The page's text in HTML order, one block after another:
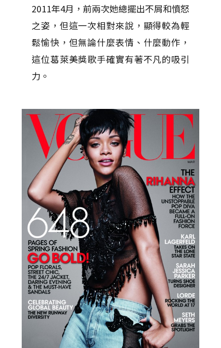
2011年4月，前兩次她總擺出不屑和憤怒
之姿，但這一次相對來說，顯得較為輕
鬆愉快，但無論什麼表情、什麼動作，
這位葛萊美獎歌手確實有著不凡的吸引
力。